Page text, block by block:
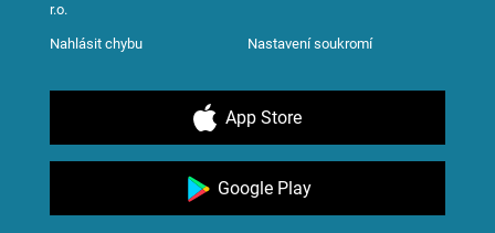
r.o.
Nahlásit chybu Nastavení soukromí
App Store
Google Play